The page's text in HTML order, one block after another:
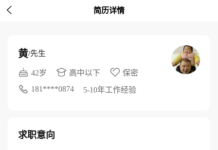
 简历详情
黄/先生
42岁 高中以下
保密
181****0874
5-10年工作经验
求职意向